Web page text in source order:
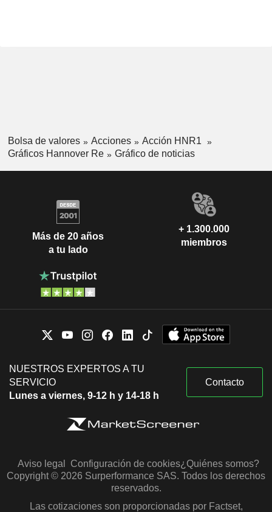
Bolsa de valores Acciones
Acción HNR1
Gráficos Hannover Re
Gráfico de noticias
Más de 20 años
a tu lado
+ 1.300.000
miembros
NUESTROS EXPERTOS A TU
SERVICIO
Lunes a viernes, 9-12 h y 14-18 h
Contacto
Aviso legal Configuración de cookies¿Quiénes somos?
Copyright © 2026 Surperformance SAS. Todos los derechos
reservados.
Las cotizaciones son proporcionadas por Factset,